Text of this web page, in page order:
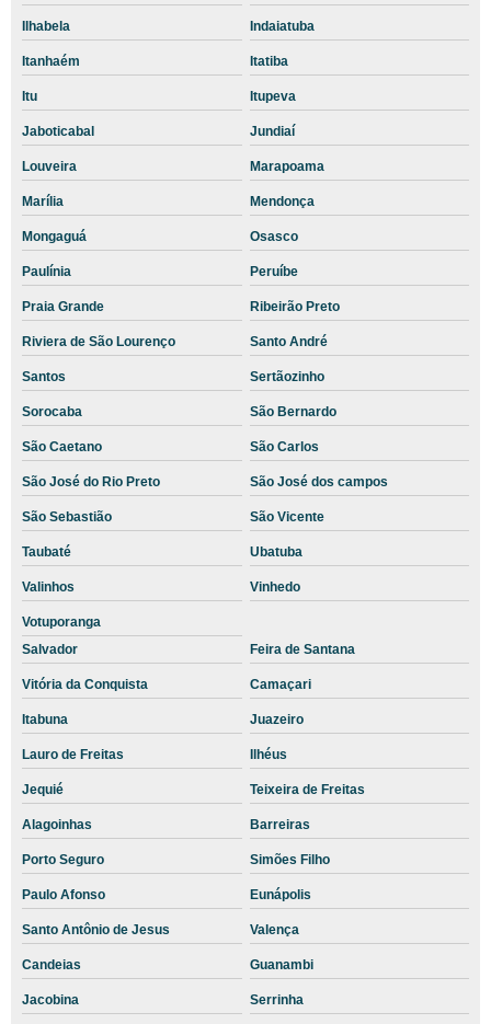
Exame pcr gatos valor
Exame tgp cachorro
Exame ultrassom veterinário preço
Exame ureia cachorro
Exames Básicos Veterinários sp
Exames clínica veterinária
Exames clínicos veterinários
Exames hospital veterinário
Exames laboratoriais medicina veterinária
Exames laboratoriais veterinários sp
Hematócrito cães filhotes
Hemograma completo animal
Hemograma medicina veterinária
Hemograma veterinária
Hemograma veterinário preço
Laboratório de análises clínicas veterinária
Laboratório de Diagnósticos Veterinários
Laboratório de Exames Básicos Veterinários
Laboratório e Clínica Veterinária
Laboratório para exames de animais
Laboratório veterinário
Laboratório veterinário a domicílio
Laboratório veterinário de analises clinicas
Laboratório veterinário em são paulo
Laboratório Veterinário Terceirizado
Ilhabela Indaiatuba
Itanhaém Itatiba
Itu Itupeva
Jaboticabal Jundiaí
Louveira Marapoama
Marília Mendonça
Mongaguá Osasco
Paulínia Peruíbe
Praia Grande Ribeirão Preto
Riviera de São Lourenço Santo André
Santos Sertãozinho
Sorocaba São Bernardo
São Caetano São Carlos
São José do Rio Preto São José dos campos
São Sebastião São Vicente
Taubaté Ubatuba
Valinhos Vinhedo
Votuporanga
Salvador
Feira de Santana
Vitória da Conquista Camaçari
Itabuna Juazeiro
Lauro de Freitas Ilhéus
Jequié Teixeira de Freitas
Alagoinhas Barreiras
Porto Seguro Simões Filho
Paulo Afonso Eunápolis
Santo Antônio de Jesus Valença
Candeias Guanambi
Jacobina Serrinha